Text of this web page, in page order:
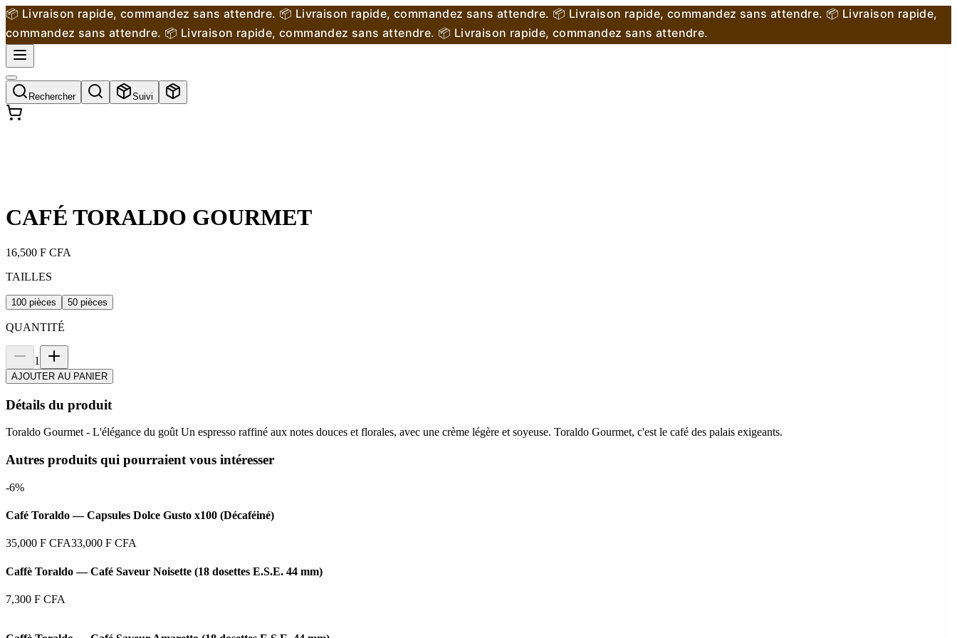
📦 Livraison rapide, commandez sans attendre. 📦 Livraison rapide, commandez sans attendre. 📦 Livraison rapide, commandez sans attendre. 📦 Livraison rapide,
commandez sans attendre. 📦 Livraison rapide, commandez sans attendre. 📦 Livraison rapide, commandez sans attendre.
Rechercher Suivi
CAFÉ TORALDO GOURMET
16,500 F CFA
TAILLES
100 pièces 50 pièces
QUANTITÉ
1
AJOUTER AU PANIER
Détails du produit
Toraldo Gourmet - L'élégance du goût Un espresso raffiné aux notes douces et florales, avec une crème légère et soyeuse. Toraldo Gourmet, c'est le café des palais exigeants.
Autres produits qui pourraient vous intéresser
-6%
Café Toraldo — Capsules Dolce Gusto x100 (Décaféiné)
35,000 F CFA33,000 F CFA
Caffè Toraldo — Café Saveur Noisette (18 dosettes E.S.E. 44 mm)
7,300 F CFA